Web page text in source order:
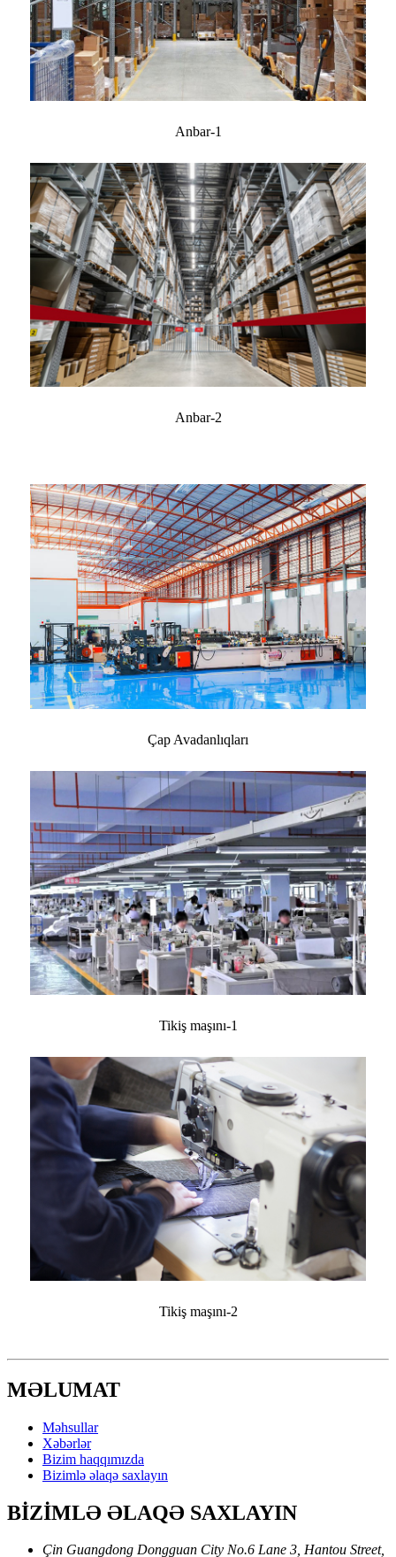
Anbar-1
Anbar-2
Çap Avadanlıqları
Tikiş maşını-1
Tikiş maşını-2
MƏLUMAT
Məhsullar
Xəbərlər
Bizim haqqımızda
Bizimlə əlaqə saxlayın
BİZİMLƏ ƏLAQƏ SAXLAYIN
Çin Guangdong Dongguan City No.6 Lane 3, Hantou Street,